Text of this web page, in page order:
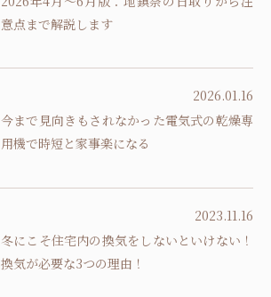
意点まで解説します
2026.01.16
今まで見向きもされなかった電気式の乾燥専
用機で時短と家事楽になる
2023.11.16
冬にこそ住宅内の換気をしないといけない！
換気が必要な3つの理由！